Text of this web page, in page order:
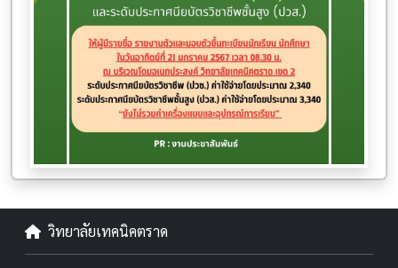
วิทยาลัยเทคนิคตราด